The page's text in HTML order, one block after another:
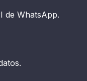
de WhatsApp.